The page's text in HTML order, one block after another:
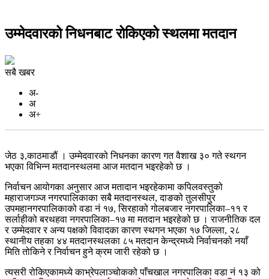
उम्मेदवारको निधनबाट रोकिएको स्थलमा मतदान
सबै खबर
अ-
अ
अ+
जेठ ३,काठमाडौं । उम्मेदवारको निधनका कारण गत वैशाख ३० गते स्थगन
भएका विभिन्न मतदानस्थलमा आज मतदान भइरहेको छ ।
निर्वाचन आयोगका अनुसार आज मतादान भइरहेकामा कपिलवस्तुको
महाराजगञ्ज नगरपालिकाका सबै मतदानस्थल, दाङको तुलसीपुर
उपमहानगरपालिकाको वडा नं १७, सिरहाको गोलबजार नगरपालिका–११ र
सर्लाहीको बरथहवा नगरपालिका–१७ मा मतदान भइरहेको छ । राजनीतिक दल
र उम्मेदवार र अन्य पक्षको विवादका कारण स्थगन भएका १७ जिल्ला, २८
स्थानीय तहका ४४ मतदानस्थलका ८५ मतदान केन्द्रमध्ये निर्वाचनको नयाँ
मिति तोकिने र निर्वाचन हुने क्रम जारी रहेको छ ।
त्यसरी रोकिएकामध्ये काभ्रेपलाञ्चोकको पाँचखाल नगरपालिका वडा नं १३ को